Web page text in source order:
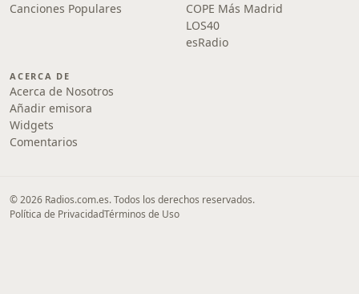
Canciones Populares
COPE Más Madrid
LOS40
esRadio
ACERCA DE
Acerca de Nosotros
Añadir emisora
Widgets
Comentarios
© 2026 Radios.com.es. Todos los derechos reservados.
Política de PrivacidadTérminos de Uso